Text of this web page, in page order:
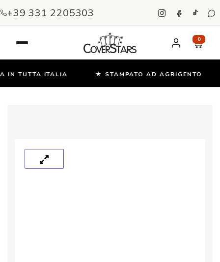
+39 331 2205303
0
IN TUTTA ITALIA ★ STAMPATO AD AGRIGENTO
Salta